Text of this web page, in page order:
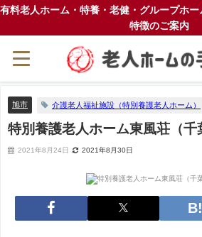
有料老人ホーム・特養・老健・グループホ
特徴のご案内
旭市 介護老人福祉施設（特別養護老人ホーム）
特別養護老人ホーム東風荘（千
2021年8月24日 2021年8月30日